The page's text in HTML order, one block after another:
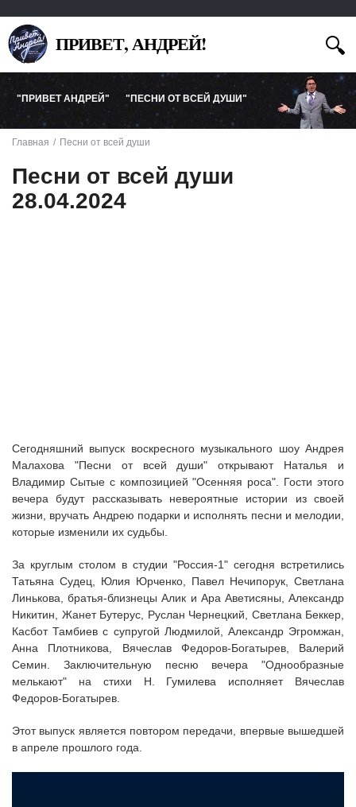
ПРИВЕТ, АНДРЕЙ!
"ПРИВЕТ АНДРЕЙ" "ПЕСНИ ОТ ВСЕЙ ДУШИ"
Главная Песни от всей души
Песни от всей души
28.04.2024
Сегодняшний выпуск воскресного музыкального шоу Андрея
Малахова "Песни от всей души" открывают Наталья и
Владимир Сытые с композицией "Осенняя роса". Гости этого
вечера будут рассказывать невероятные истории из своей
жизни, вручать Андрею подарки и исполнять песни и мелодии,
которые изменили их судьбы.
За круглым столом в студии "Россия-1" сегодня встретились
Татьяна Судец, Юлия Юрченко, Павел Нечипорук, Светлана
Линькова, братья-близнецы Алик и Ара Аветисяны, Александр
Никитин, Жанет Бутерус, Руслан Чернецкий, Светлана Беккер,
Касбот Тамбиев с супругой Людмилой, Александр Эгромжан,
Анна Плотникова, Вячеслав Федоров-Богатырев, Валерий
Семин. Заключительную песню вечера "Однообразные
мелькают" на стихи Н. Гумилева исполняет Вячеслав
Федоров-Богатырев.
Этот выпуск является повтором передачи, впервые вышедшей
в апреле прошлого года.